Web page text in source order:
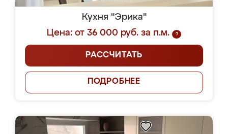
Кухня "Эрика"
Цена: от 36 000 руб. за п.м.
?
РАССЧИТАТЬ
ПОДРОБНЕЕ